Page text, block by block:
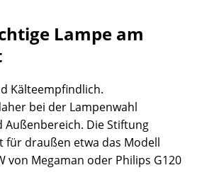
Lampe am
Kälteempfindlich.
bei der Lampenwahl
Außenbereich. Die Stiftung
für draußen etwa das Modell
von Megaman oder Philips G120